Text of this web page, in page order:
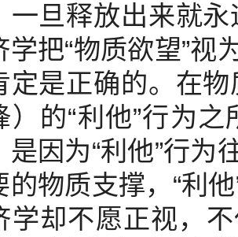
一旦释放出来就
学把“物质欲望”视
定是正确的。在
）的“利他”行为
是因为“利他”行为
的物质支撑，“利
学却不愿正视，